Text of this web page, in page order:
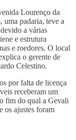
Lourenço da
uma padaria, teve a
a várias
e estrutura
e roedores. O local
o gerente de
Celestino.
por falta de licença
receberam um
fim do qual a Gevali
os ajustes foram